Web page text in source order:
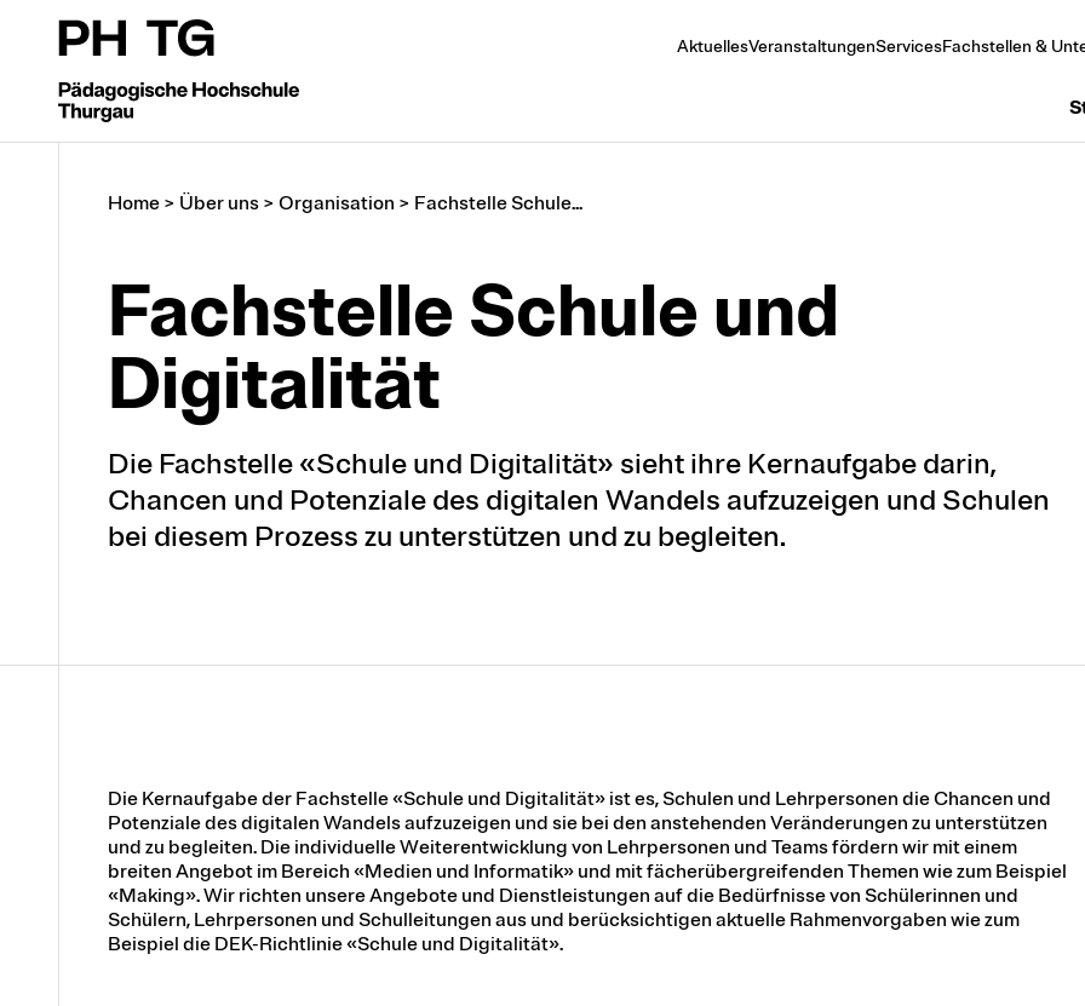
AktuellesVeranstaltungenServicesFachstellen &
Home > Über uns > Organisation > Fachstelle Schule...
Fach­stelle Schule und
Digita­lität
Die Fachstelle «Schule und Digitalität» sieht ihre Kernaufgabe darin,
Chancen und Potenziale des digitalen Wandels aufzuzeigen und Schulen
bei diesem Prozess zu unterstützen und zu begleiten.
Die Kernaufgabe der Fachstelle «Schule und Digitalität» ist es, Schulen und Lehrpersonen die Chancen und
Potenziale des digitalen Wandels aufzuzeigen und sie bei den anstehenden Veränderungen zu unterstützen
und zu begleiten. Die individuelle Weiterentwicklung von Lehrpersonen und Teams fördern wir mit einem
breiten Angebot im Bereich «Medien und Informatik» und mit fächerübergreifenden Themen wie zum Beispiel
«Making». Wir richten unsere Angebote und Dienstleistungen auf die Bedürfnisse von Schülerinnen und
Schülern, Lehrpersonen und Schulleitungen aus und berücksichtigen aktuelle Rahmenvorgaben wie zum
Beispiel die DEK-Richtlinie «Schule und Digitalität».